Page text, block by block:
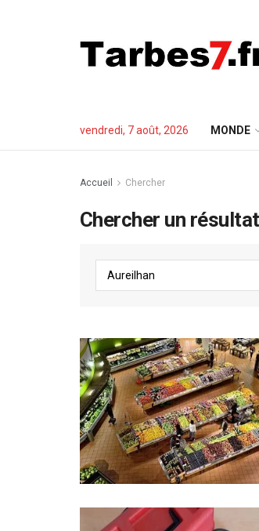
vendredi, 7 août, 2026 MONDE
Accueil Chercher
Chercher un